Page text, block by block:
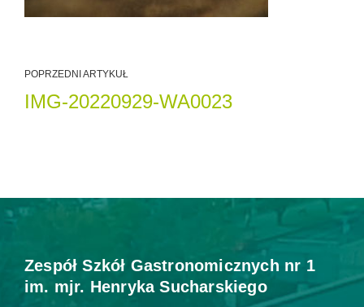
POPRZEDNI ARTYKUŁ
IMG-20220929-WA0023
Zespół Szkół Gastronomicznych nr 1
im. mjr. Henryka Sucharskiego